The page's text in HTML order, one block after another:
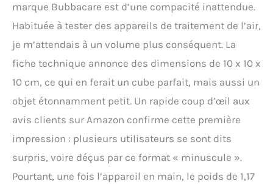
marque Bubbacare est d’une compacité inattendue.
Habituée à tester des appareils de traitement de l’air,
je m’attendais à un volume plus conséquent. La
fiche technique annonce des dimensions de 10 x 10 x
10 cm, ce qui en ferait un cube parfait, mais aussi un
objet étonnamment petit. Un rapide coup d’œil aux
avis clients sur Amazon confirme cette première
impression : plusieurs utilisateurs se sont dits
surpris, voire déçus par ce format « minuscule ».
Pourtant, une fois l’appareil en main, le poids de 1,17